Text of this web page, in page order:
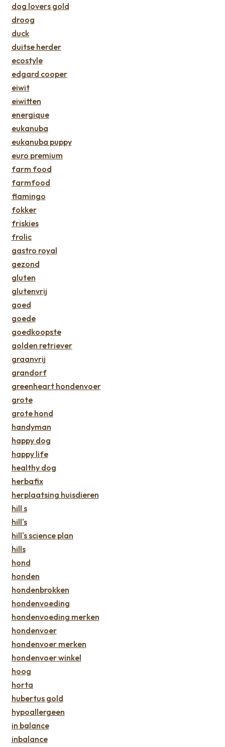
dog lovers gold
droog
duck
duitse herder
ecostyle
edgard cooper
eiwit
eiwitten
energique
eukanuba
eukanuba puppy
euro premium
farm food
farmfood
flamingo
fokker
friskies
frolic
gastro royal
gezond
gluten
glutenvrij
goed
goede
goedkoopste
golden retriever
graanvrij
grandorf
greenheart hondenvoer
grote
grote hond
handyman
happy dog
happy life
healthy dog
herbafix
herplaatsing huisdieren
hill s
hill's
hill's science plan
hills
hond
honden
hondenbrokken
hondenvoeding
hondenvoeding merken
hondenvoer
hondenvoer merken
hondenvoer winkel
hoog
horta
hubertus gold
hypoallergeen
in balance
inbalance